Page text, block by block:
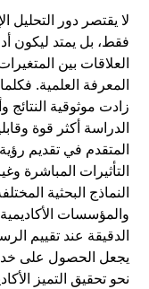
لا يقتصر دور التحليل
فقط، بل يمتد ليكون
العلاقات بين
المعرفة العلمية.
زادت موثوقية
الدراسة أكثر قوة
المتقدم في تقديم
التأثيرات المباشرة
النماذج البحثية
والمؤسسات
الدقيقة عند تقييم
يجعل الحصول على
نحو تحقيق التميز